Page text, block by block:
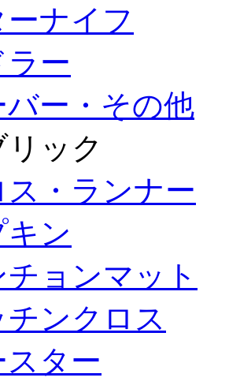
ナイフ
ラー
バー・その他
ック
ス・ランナー
ン
チョンマット
チンクロス
スター